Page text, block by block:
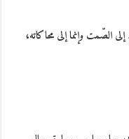
إلى الصّمت وإنما إلى محاكاته،